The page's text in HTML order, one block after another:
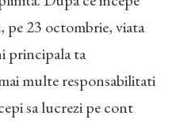
23 octombrie, viata
principala ta
multe responsabilitati
sa lucrezi pe cont